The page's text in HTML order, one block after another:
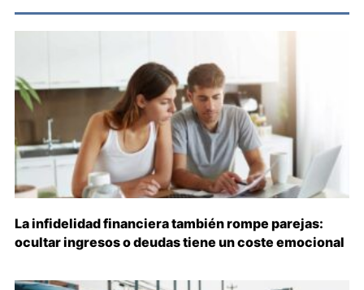
La infidelidad financiera también rompe parejas:
ocultar ingresos o deudas tiene un coste emocional